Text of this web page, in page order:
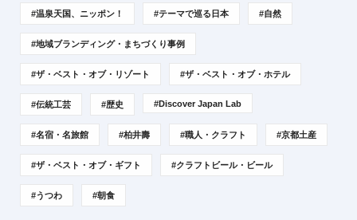
#温泉天国、ニッポン！ #テーマで巡る日本 #自然
#地域ブランディング・まちづくり事例
#ザ・ベスト・オブ・リゾート #ザ・ベスト・オブ・ホテル
#伝統工芸 #歴史 #Discover Japan Lab
#名宿・名旅館 #柏井壽 #職人・クラフト #京都土産
#ザ・ベスト・オブ・ギフト #クラフトビール・ビール
#うつわ #朝食